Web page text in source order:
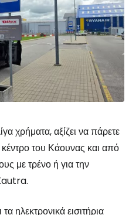
χρήματα, αξίζει να πάρετε
του Κάουνας και από
με τρένο ή για την
ηλεκτρονικά εισιτήρια